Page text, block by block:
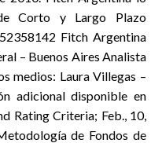
Corto y Largo Plazo
Fitch Argentina
– Buenos Aires Analista
medios: Laura Villegas –
adicional disponible en
Rating Criteria; Feb., 10,
de Fondos de